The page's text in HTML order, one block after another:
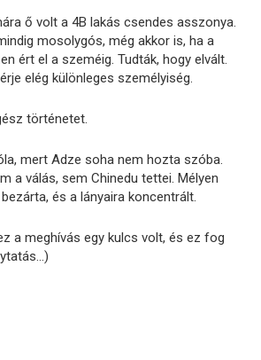
ő volt a 4B lakás csendes asszonya.
mosolygós, még akkor is, ha a
ért el a szeméig. Tudták, hogy elvált.
elég különleges személyiség.
történetet.
mert Adze soha nem hozta szóba.
a válás, sem Chinedu tettei. Mélyen
és a lányaira koncentrált.
a meghívás egy kulcs volt, és ez fog